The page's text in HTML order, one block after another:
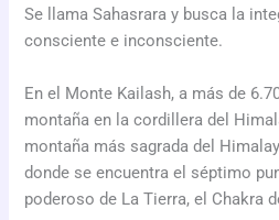
Se llama Sahasrara y busca la
consciente e inconsciente.
En el Monte Kailash, a más de
montaña en la cordillera del
montaña más sagrada del
donde se encuentra el séptimo
poderoso de La Tierra, el Chakra